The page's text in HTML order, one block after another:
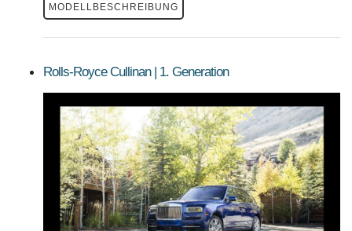
MODELLBESCHREIBUNG
Rolls-Royce Cullinan | 1. Generation